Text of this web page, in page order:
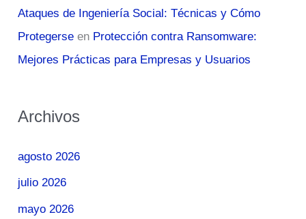
Ataques de Ingeniería Social: Técnicas y Cómo
Protegerse en Protección contra Ransomware:
Mejores Prácticas para Empresas y Usuarios
Archivos
agosto 2026
julio 2026
mayo 2026